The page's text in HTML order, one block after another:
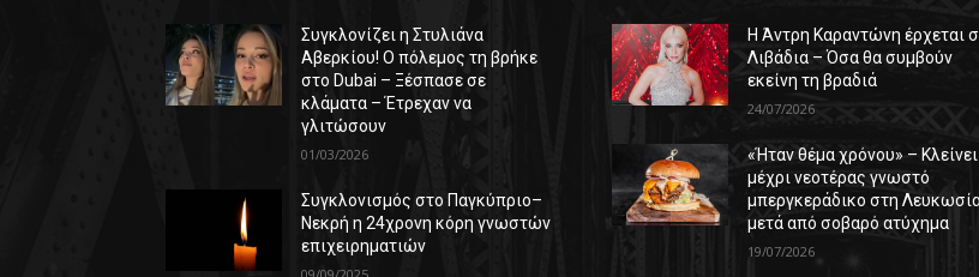
Συγκλονίζει η Στυλιάνα
Αβερκίου! Ο πόλεμος τη βρήκε
στο Dubai – Ξέσπασε σε
κλάματα – Έτρεχαν να
γλιτώσουν
01/03/2026
Συγκλονισμός στο Παγκύπριο–
Νεκρή η 24χρονη κόρη γνωστών
επιχειρηματιών
Η Άντρη Καραντώνη έρχεται
Λιβάδια – Όσα θα συμβούν
εκείνη τη βραδιά
24/07/2026
«Ήταν θέμα χρόνου» – Κλείνει
μέχρι νεοτέρας γνωστό
μπεργκεράδικο στη
μετά από σοβαρό ατύχημα
19/07/2026